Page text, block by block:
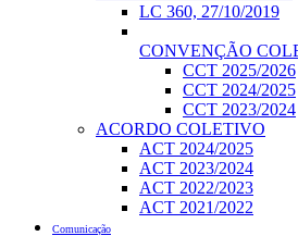
LC 360, 27/10/2019
CONVENÇÃO
CCT 2025/2026
CCT 2024/2025
CCT 2023/2024
ACORDO COLETIVO
ACT 2024/2025
ACT 2023/2024
ACT 2022/2023
ACT 2021/2022
Comunicação